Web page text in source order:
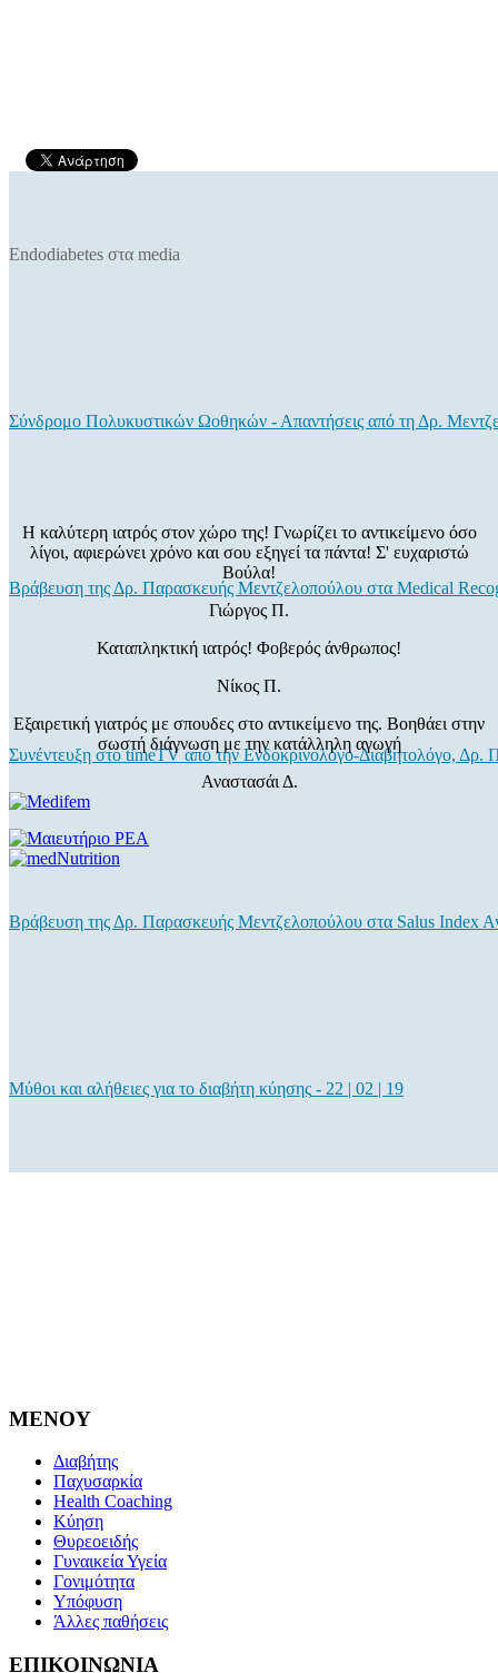
Endodiabetes στα media
Σύνδρομο Πολυκυστικών Ωοθηκών - Απαντήσεις από τη Δρ.
Βράβευση της Δρ. Παρασκευής Μεντζελοπούλου στα Medical
Συνέντευξη στο timeTV από την Ενδοκρινολόγο-Διαβητολόγο,
Βράβευση της Δρ. Παρασκευής Μεντζελοπούλου στα Salus Index
Μύθοι και αλήθειες για το διαβήτη κύησης - 22 | 02 | 19
Η καλύτερη ιατρός στον χώρο της! Γνωρίζει το αντικείμενο όσο
λίγοι, αφιερώνει χρόνο και σου εξηγεί τα πάντα! Σ' ευχαριστώ
Βούλα!
Γιώργος Π.
Καταπληκτική ιατρός! Φοβερός άνθρωπος!
Νίκος Π.
Εξαιρετική γιατρός με σπουδες στο αντικείμενο της. Βοηθάει στην
σωστή διάγνωση με την κατάλληλη αγωγή
Αναστασάι Δ.
MENOY
Διαβήτης
Παχυσαρκία
Health Coaching
Κύηση
Θυρεοειδής
Γυναικεία Υγεία
Γονιμότητα
Υπόφυση
Άλλες παθήσεις
ΕΠΙΚΟΙΝΩΝΙΑ